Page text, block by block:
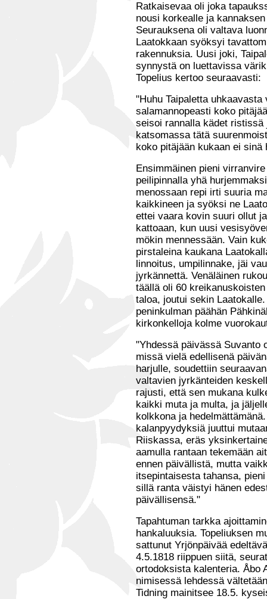
Ratkaisevaa oli joka
nousi korkealle ja
Seurauksena oli valtava
Laatokkaan syöksyi
rakennuksia. Uusi joki,
synnystä on luettavissa
Topelius kertoo seuraavasti:
"Huhu Taipaletta
salamannopeasti koko
seisoi rannalla kädet
katsomassa tätä
koko pitäjään kukaan ei
Ensimmäinen pieni
peilipinnalla yhä
menossaan repi irti suuria
kaikkineen ja syöksi ne
ettei vaara kovin suuri ollut
kattoaan, kun uusi
mökin mennessään. Vain
pirstaleina kaukana
linnoitus, umpilinnake, jäi
jyrkännettä. Venäläinen
täällä oli 60
taloa, joutui sekin
peninkulman päähän
kirkonkelloja kolme
"Yhdessä päivässä Suvanto
missä vielä edellisenä
harjulle, soudettiin
valtavien jyrkänteiden
rajusti, että sen mukana
kaikki muta ja multa, ja
kolkkona ja
kalanpyydyksiä juuttui
Riiskassa, eräs
aamulla rantaan tekemään
ennen päivällistä, mutta
itsepintaisesta tahansa,
sillä ranta väistyi hänen
päivällisensä."
Tapahtuman tarkka
hankaluuksia. Topeliuksen
sattunut Yrjönpäivää
4.5.1818 riippuen siitä,
ortodoksista kalenteria. Åbo
nimisessä lehdessä
Tidning mainitsee 18.5.